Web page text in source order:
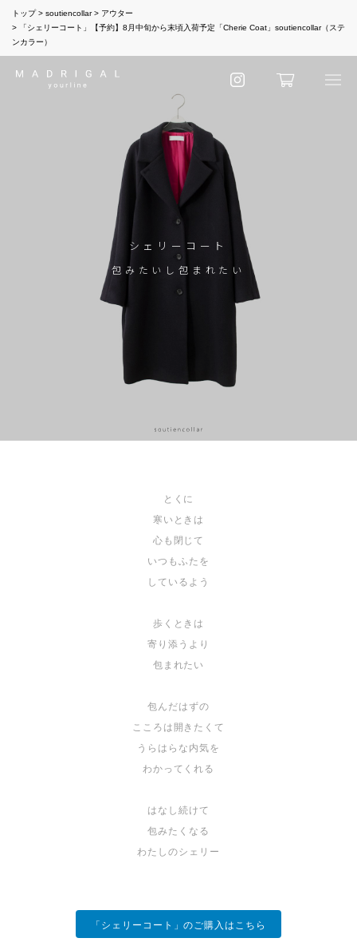
トップ soutiencollar
アウター
「シェリーコート」【予約】8月中旬から末頃入荷予定「Cherie Coat」soutiencollar（ステ
ンカラー）
シェリーコート
包みたいし包まれたい
とくに
寒いときは
心も閉じて
いつもふたを
しているよう
歩くときは
寄り添うより
包まれたい
包んだはずの
こころは開きたくて
うらはらな内気を
わかってくれる
はなし続けて
包みたくなる
わたしのシェリー
「シェリーコート」のご購入はこちら